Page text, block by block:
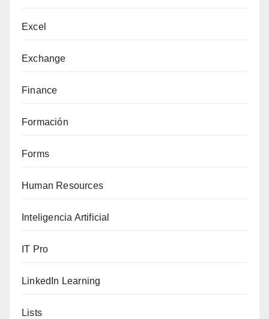
Excel
Exchange
Finance
Formación
Forms
Human Resources
Inteligencia Artificial
IT Pro
LinkedIn Learning
Lists